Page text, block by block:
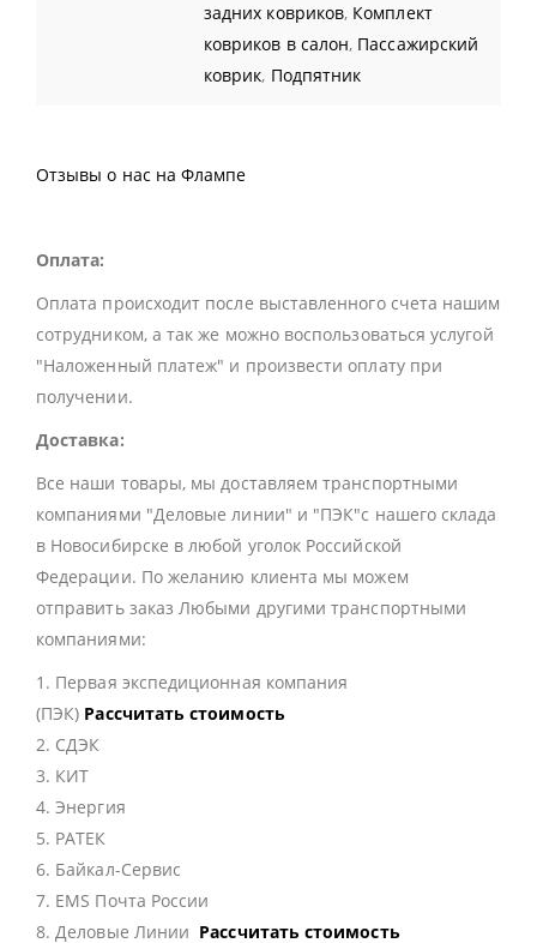
задних ковриков, Комплект
ковриков в салон, Пассажирский
коврик, Подпятник
Отзывы о нас на Флампе
Оплата:
Оплата происходит после выставленного счета нашим
сотрудником, а так же можно воспользоваться услугой
"Наложенный платеж" и произвести оплату при
получении.
Доставка:
Все наши товары, мы доставляем транспортными
компаниями "Деловые линии" и "ПЭК"с нашего склада
в Новосибирске в любой уголок Российской
Федерации. По желанию клиента мы можем
отправить заказ Любыми другими транспортными
компаниями:
1. Первая экспедиционная компания
(ПЭК) Рассчитать стоимость
2. СДЭК
3. КИТ
4. Энергия
5. РАТЕК
6. Байкал-Сервис
7. EMS Почта России
8. Деловые Линии Рассчитать стоимость